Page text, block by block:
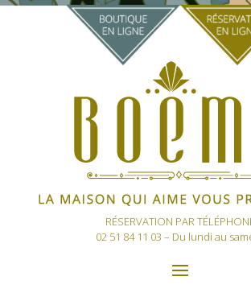
RÉSERVATION PAR
02 51 84 11 03 – Du lundi au